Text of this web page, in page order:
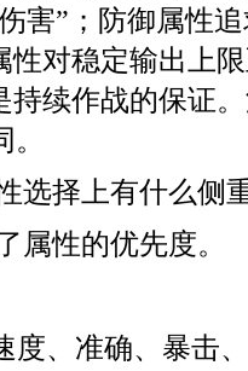
害”；防御属性
性对稳定输出上
持续作战的保证
选择上有什么侧
属性的优先度。
度、准确、暴击